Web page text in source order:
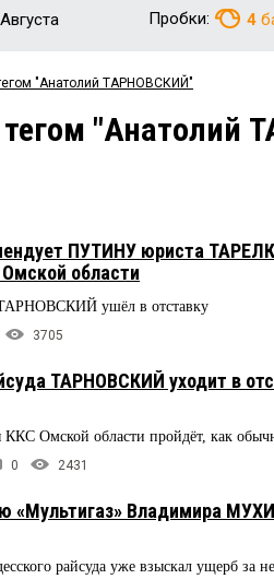
Пробки: 4
"Анатолий ТАРНОВСКИЙ"
"Анатолий
ПУТИНУ юриста
области
ТАРНОВСКИЙ ушёл в отставку
3705
ТАРНОВСКИЙ уходит в
ККС Омской области пройдёт, как
0 2431
«Мультигаз» Владимира
райсуда уже взыскал ущерб за